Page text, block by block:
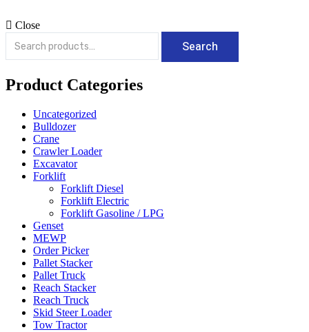
Close
Search
Product Categories
Uncategorized
Bulldozer
Crane
Crawler Loader
Excavator
Forklift
Forklift Diesel
Forklift Electric
Forklift Gasoline / LPG
Genset
MEWP
Order Picker
Pallet Stacker
Pallet Truck
Reach Stacker
Reach Truck
Skid Steer Loader
Tow Tractor